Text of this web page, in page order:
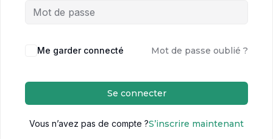
Me garder connecté Mot de passe oublié ?
Se connecter
Vous n’avez pas de compte ?S’inscrire maintenant